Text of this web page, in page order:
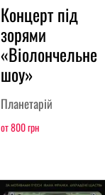
Концерт під
зорями
«Віолончельне
шоу»
Планетарій
от 800 грн